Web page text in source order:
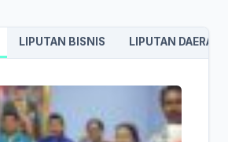
LIPUTAN BISNIS LIPUTAN DAERAH